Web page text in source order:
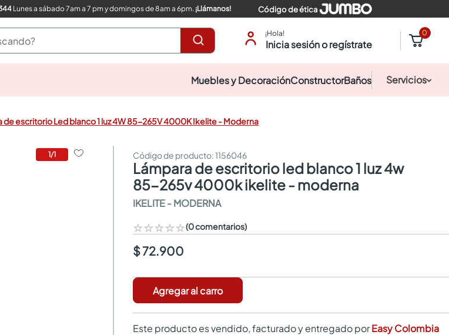
7460344Lunes a sábado 7am a 7 pm y domingos de 8am a 6pm. ¡Llámanos! Código de ética
¡Hola!
Inicia sesión o regístrate
0
Muebles y DecoraciónConstructorBaños Servicios
de escritorio Led blanco 1 luz 4W 85-265V 4000K Ikelite - Moderna
1/1 :1156046
lámpara de escritorio led blanco 1 luz 4w
85-265v 4000k ikelite - moderna
IKELITE - MODERNA
☆☆☆☆☆(0 comentarios)
$ 72.900
Agregar al carro
Este producto es vendido, facturado y entregado porEasy Colombia